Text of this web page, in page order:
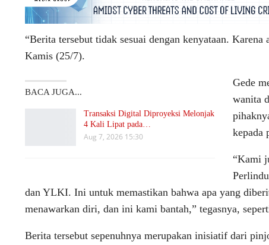
“Berita tersebut tidak sesuai dengan kenyataan.
Kamis (25/7).
BACA JUGA...
Transaksi Digital Diproyeksi Melonjak
4 Kali Lipat pada…
Aug 7, 2026 15:30
Gede
wanita
kepada
“Kami
dan YLKI. Ini untuk memastikan bahwa apa yang
menawarkan diri, dan ini kami bantah,” tegasnya,
Berita tersebut sepenuhnya merupakan inisiatif dari